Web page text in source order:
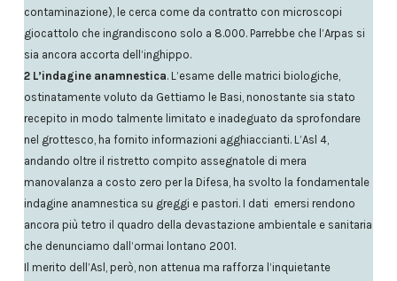
contaminazione), le cerca come da contratto con microscopi
giocattolo che ingrandiscono solo a 8.000. Parrebbe che l’Arpas si
sia ancora accorta dell’inghippo.
2 L’indagine anamnestica. L’esame delle matrici biologiche,
ostinatamente voluto da Gettiamo le Basi, nonostante sia stato
recepito in modo talmente limitato e inadeguato da sprofondare
nel grottesco, ha fornito informazioni agghiaccianti. L’Asl 4,
andando oltre il ristretto compito assegnatole di mera
manovalanza a costo zero per la Difesa, ha svolto la fondamentale
indagine anamnestica su greggi e pastori. I dati emersi rendono
ancora più tetro il quadro della devastazione ambientale e sanitaria
che denunciamo dall’ormai lontano 2001.
Il merito dell’Asl, però, non attenua ma rafforza l’inquietante